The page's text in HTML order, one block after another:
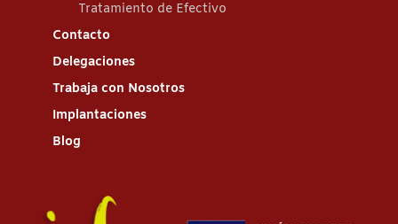
Tratamiento de Efectivo
Contacto
Delegaciones
Trabaja con Nosotros
Implantaciones
Blog